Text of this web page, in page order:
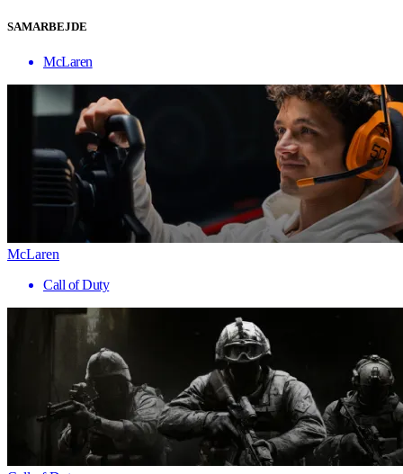
SAMARBEJDE
McLaren
McLaren
Call of Duty